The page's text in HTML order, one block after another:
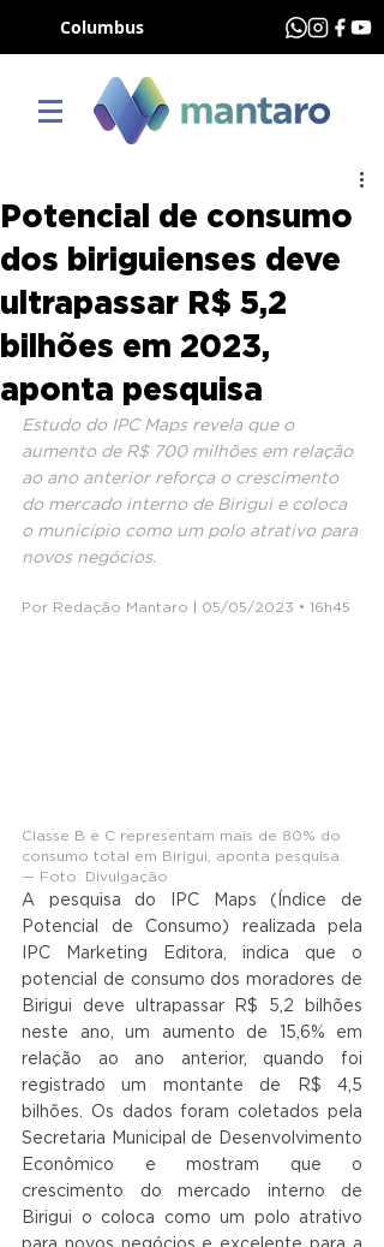
Columbus
Potencial de consumo
dos biriguienses deve
ultrapassar R$ 5,2
bilhões em 2023,
aponta pesquisa
Estudo do IPC Maps revela que o
aumento de R$ 700 milhões em relação
ao ano anterior reforça o crescimento
do mercado interno de Birigui e coloca
o município como um polo atrativo para
novos negócios.
Por Redação Mantaro | 05/05/2023 • 16h45
Classe B e C representam mais de 80% do
consumo total em Birigui, aponta pesquisa.
— Foto: Divulgação
A pesquisa do IPC Maps (Índice de
Potencial de Consumo) realizada pela
IPC Marketing Editora, indica que o
potencial de consumo dos moradores de
Birigui deve ultrapassar R$ 5,2 bilhões
neste ano, um aumento de 15,6% em
relação ao ano anterior, quando foi
registrado um montante de R$ 4,5
bilhões. Os dados foram coletados pela
Secretaria Municipal de Desenvolvimento
Econômico e mostram que o
crescimento do mercado interno de
Birigui o coloca como um polo atrativo